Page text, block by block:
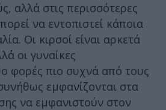
αλλά στις περισσότερες
να εντοπιστεί κάποια
Οι κιρσοί είναι αρκετά
οι γυναίκες
φορές πιο συχνά από τους
εμφανίζονται στα
να εμφανιστούν στον